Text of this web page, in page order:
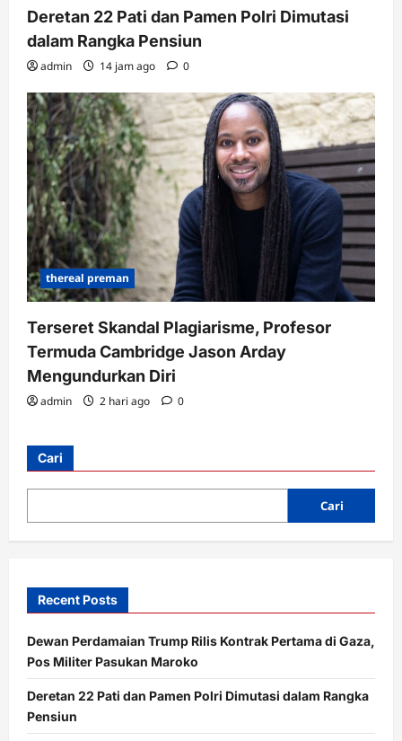
Deretan 22 Pati dan Pamen Polri Dimutasi
dalam Rangka Pensiun
admin 14 jam ago 0
thereal preman
Terseret Skandal Plagiarisme, Profesor
Termuda Cambridge Jason Arday
Mengundurkan Diri
admin 2 hari ago 0
Cari
Cari
Recent Posts
Dewan Perdamaian Trump Rilis Kontrak Pertama di Gaza,
Pos Militer Pasukan Maroko
Deretan 22 Pati dan Pamen Polri Dimutasi dalam Rangka
Pensiun